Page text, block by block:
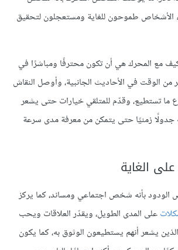
الأشخاص طموحون للغاية ومستعجلون لتحقيق
مع المحرك هي أن تكون محترفًا ومباشرًا في
من الوقت في الأحاديث الجانبية، وأوصل النقاش
ما تستطيع، وقدّم للمتلقي خيارات حتى يشعر
جدولًا زمنيًا حتى يتمكن من معرفة مدى سرعة
الغاية
بأنه شخص اجتماعي ومساند، كما يركز
على المدى الطويل، ويقدّر العلاقات ويحب
يشعر أنهم يستطيعون الوثوق به، كما يكون